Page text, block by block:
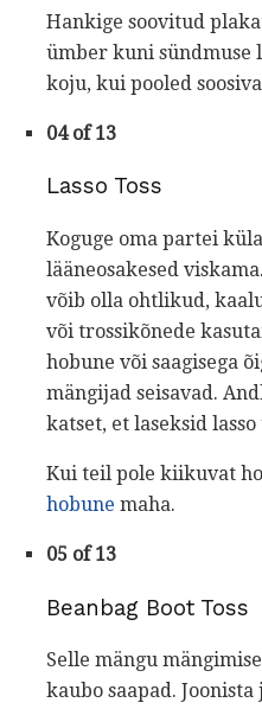
Hankige soovitud
ümber kuni sündmuse
koju, kui pooled
04 of 13
Lasso Toss
Koguge oma partei
lääneosakesed
võib olla ohtlikud,
või trossikõnede
hobune või saagisega
mängijad seisavad.
katset, et laseksid
Kui teil pole kiikuvat
hobune maha.
05 of 13
Beanbag Boot Toss
Selle mängu
kaubo saapad.